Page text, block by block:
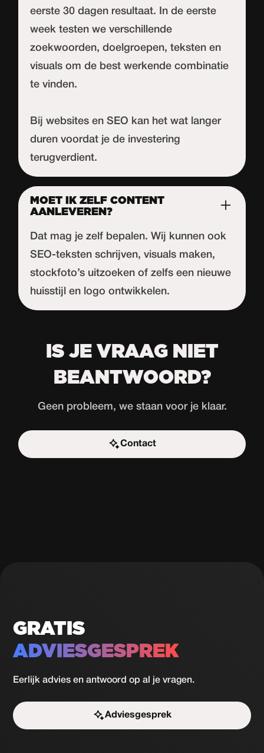
eerste 30 dagen resultaat. In de eerste
week testen we verschillende
zoekwoorden, doelgroepen, teksten en
visuals om de best werkende combinatie
te vinden.
Bij websites en SEO kan het wat langer
duren voordat je de investering
terugverdient.
MOET IK ZELF CONTENT
AANLEVEREN?
Dat mag je zelf bepalen. Wij kunnen ook
SEO-teksten schrijven, visuals maken,
stockfoto’s uitzoeken of zelfs een nieuwe
huisstijl en logo ontwikkelen.
IS JE VRAAG NIET
BEANTWOORD?
Geen probleem, we staan voor je klaar.
Contact
Start de uitdaging
GRATIS
ADVIESGESPREK
Eerlijk advies en antwoord op al je vragen.
Adviesgesprek
Start de uitdaging